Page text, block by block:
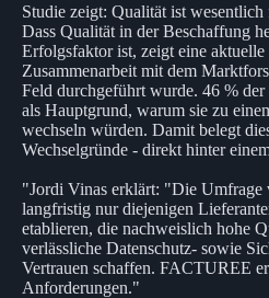
Studie zeigt: Qualität ist
Dass Qualität in der Beschaffung
Erfolgsfaktor ist, zeigt eine
Zusammenarbeit mit dem
Feld durchgeführt wurde. 46 %
als Hauptgrund, warum sie zu
wechseln würden. Damit belegt
Wechselgründe - direkt hinter
"Jordi Vinas erklärt: "Die Umfrage
langfristig nur diejenigen
etablieren, die nachweislich hohe
verlässliche Datenschutz- sowie
Vertrauen schaffen. FACTUREE
Anforderungen."